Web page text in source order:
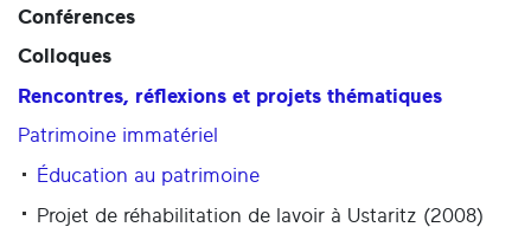
Conférences
Colloques
Rencontres, réflexions et projets thématiques
Patrimoine immatériel
Éducation au patrimoine
Projet de réhabilitation de lavoir à Ustaritz (2008)